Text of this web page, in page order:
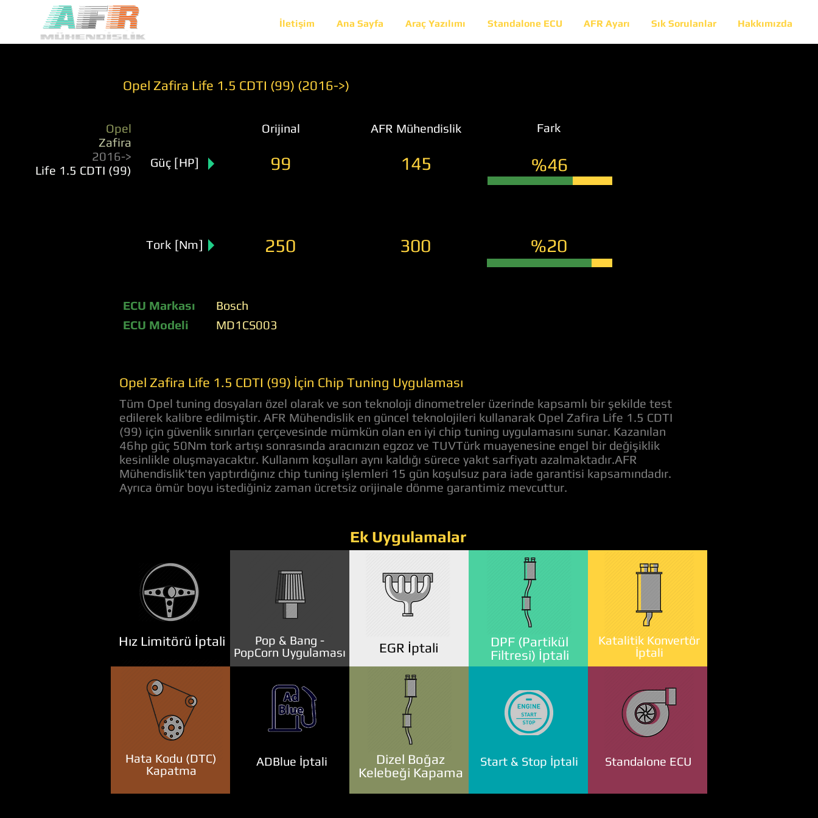
İletişim Ana Sayfa Araç Yazılımı Standalone ECU AFR Ayarı Sık Sorulanlar Hakkımızda
Opel Zafira Life 1.5 CDTI (99) (2016->)
Opel
Zafira
2016->
Life 1.5 CDTI (99)
Orijinal AFR Mühendislik Fark
Güç [HP] 99 145 %46
Tork [Nm] 250 300 %20
ECU Markası
ECU Modeli
Bosch
MD1CS003
Opel Zafira Life 1.5 CDTI (99) İçin Chip Tuning Uygulaması
Tüm Opel tuning dosyaları özel olarak ve son teknoloji dinometreler üzerinde kapsamlı bir şekilde test
edilerek kalibre edilmiştir. AFR Mühendislik en güncel teknolojileri kullanarak Opel Zafira Life 1.5 CDTI
(99) için güvenlik sınırları çerçevesinde mümkün olan en iyi chip tuning uygulamasını sunar. Kazanılan
46hp güç 50Nm tork artışı sonrasında aracınızın egzoz ve TUVTürk muayenesine engel bir değişiklik
kesinlikle oluşmayacaktır. Kullanım koşulları aynı kaldığı sürece yakıt sarfiyatı azalmaktadır.AFR
Mühendislik'ten yaptırdığınız chip tuning işlemleri 15 gün koşulsuz para iade garantisi kapsamındadır.
Ayrıca ömür boyu istediğiniz zaman ücretsiz orijinale dönme garantimiz mevcuttur.
Ek Uygulamalar
Hız Limitörü İptali
Pop & Bang -
PopCorn Uygulaması
DPF (Partikül
Filtresi) İptali
Katalitik Konvertör
İptali
EGR İptali
Hata Kodu (DTC)
Kapatma
ADBlue İptali
Dizel Boğaz
Kelebeği Kapama
Start & Stop İptali Standalone ECU